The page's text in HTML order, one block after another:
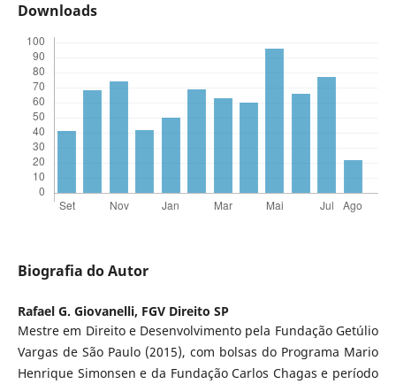
Downloads
Biografia do Autor
Rafael G. Giovanelli, FGV Direito SP
Mestre em Direito e Desenvolvimento pela Fundação Getúlio
Vargas de São Paulo (2015), com bolsas do Programa Mario
Henrique Simonsen e da Fundação Carlos Chagas e período